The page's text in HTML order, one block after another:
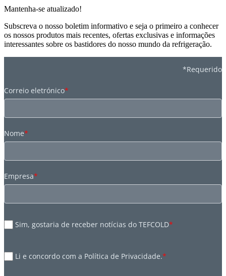
Mantenha-se atualizado!
Subscreva o nosso boletim informativo e seja o primeiro a conhecer
os nossos produtos mais recentes, ofertas exclusivas e informações
interessantes sobre os bastidores do nosso mundo da refrigeração.
*Requerido
Correio eletrónico*
Nome*
Empresa*
Sim, gostaria de receber notícias do TEFCOLD*
Li e concordo com a Política de Privacidade.*